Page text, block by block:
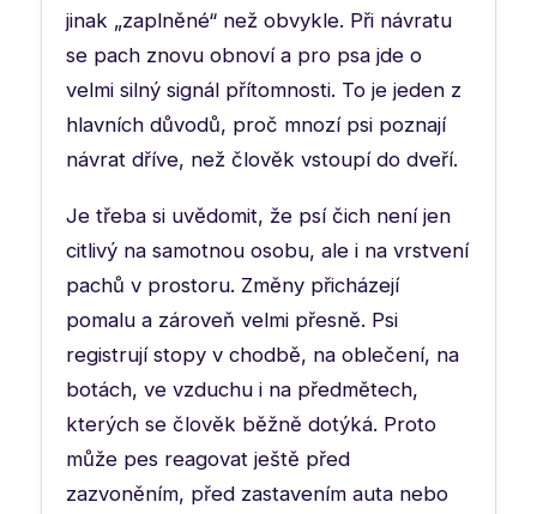
jinak „zaplněné“ než obvykle. Při návratu
se pach znovu obnoví a pro psa jde o
velmi silný signál přítomnosti. To je jeden z
hlavních důvodů, proč mnozí psi poznají
návrat dříve, než člověk vstoupí do dveří.
Je třeba si uvědomit, že psí čich není jen
citlivý na samotnou osobu, ale i na vrstvení
pachů v prostoru. Změny přicházejí
pomalu a zároveň velmi přesně. Psi
registrují stopy v chodbě, na oblečení, na
botách, ve vzduchu i na předmětech,
kterých se člověk běžně dotýká. Proto
může pes reagovat ještě před
zazvoněním, před zastavením auta nebo